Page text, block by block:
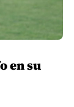
en su